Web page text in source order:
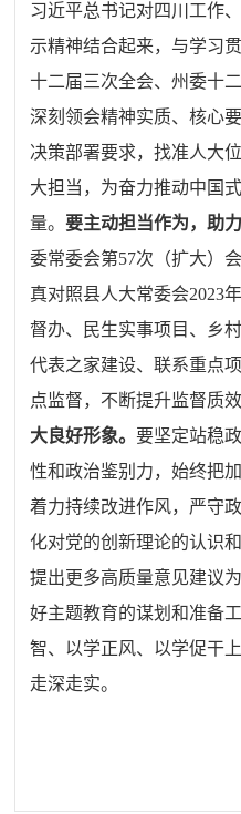
习近平总书记对四川工作
示精神结合起来，与学习
十二届三次全会、州委十
深刻领会精神实质、核心
决策部署要求，找准人大
大担当，为奋力推动中国
量。要主动担当作为，助
委常委会第57次（扩大）
真对照县人大常委会2023
督办、民生实事项目、乡
代表之家建设、联系重点
点监督，不断提升监督质
大良好形象。要坚定站稳
性和政治鉴别力，始终把
着力持续改进作风，严守
化对党的创新理论的认识
提出更多高质量意见建议
好主题教育的谋划和准备
智、以学正风、以学促干
走深走实。